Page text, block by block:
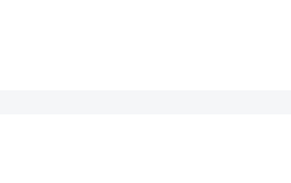
como aquilo que